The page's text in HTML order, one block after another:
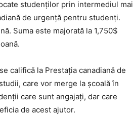
studenților prin intermediul mai
de urgență pentru studenți.
Suma este majorată la 1,750$
califică la Prestația canadiană de
care vor merge la școală în
care sunt angajați, dar care
de acest ajutor.